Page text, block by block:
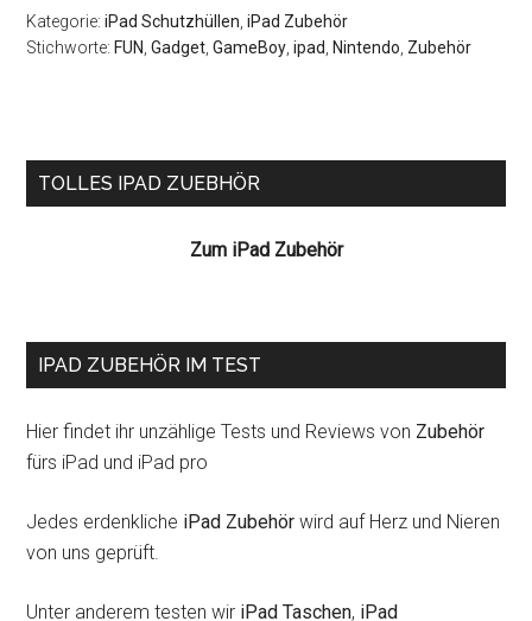
Kategorie:iPad Schutzhüllen ,iPad Zubehör
Stichworte: FUN ,Gadget ,GameBoy ,ipad Nintendo Zubehör
Seitenspalte
TOLLES IPAD ZUEBHÖR
Zum iPad Zubehör
IPAD ZUBEHÖR IM TEST
Hier findet ihr unzählige Tests und Reviews von Zubehör
fürs iPad und iPad pro
Jedes erdenkliche iPad Zubehör wird auf Herz und Nieren
von uns geprüft.
Unter anderem testen wir iPad Taschen, iPad